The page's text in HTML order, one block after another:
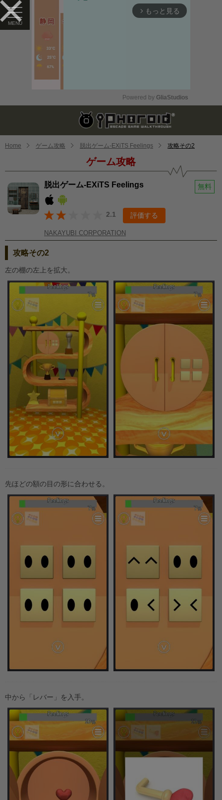
arrow_forward_ios もっと見る
Mute
Powered by GliaStudios
Home ゲーム攻略 脱出ゲーム-EXiTS Feelings 攻略その2
ゲーム攻略
脱出ゲーム-EXiTS Feelings 無料
2.1 評価する
NAKAYUBI CORPORATION
攻略その2
左の棚の左上を拡大。
先ほどの額の目の形に合わせる。
中から「レバー」を入手。